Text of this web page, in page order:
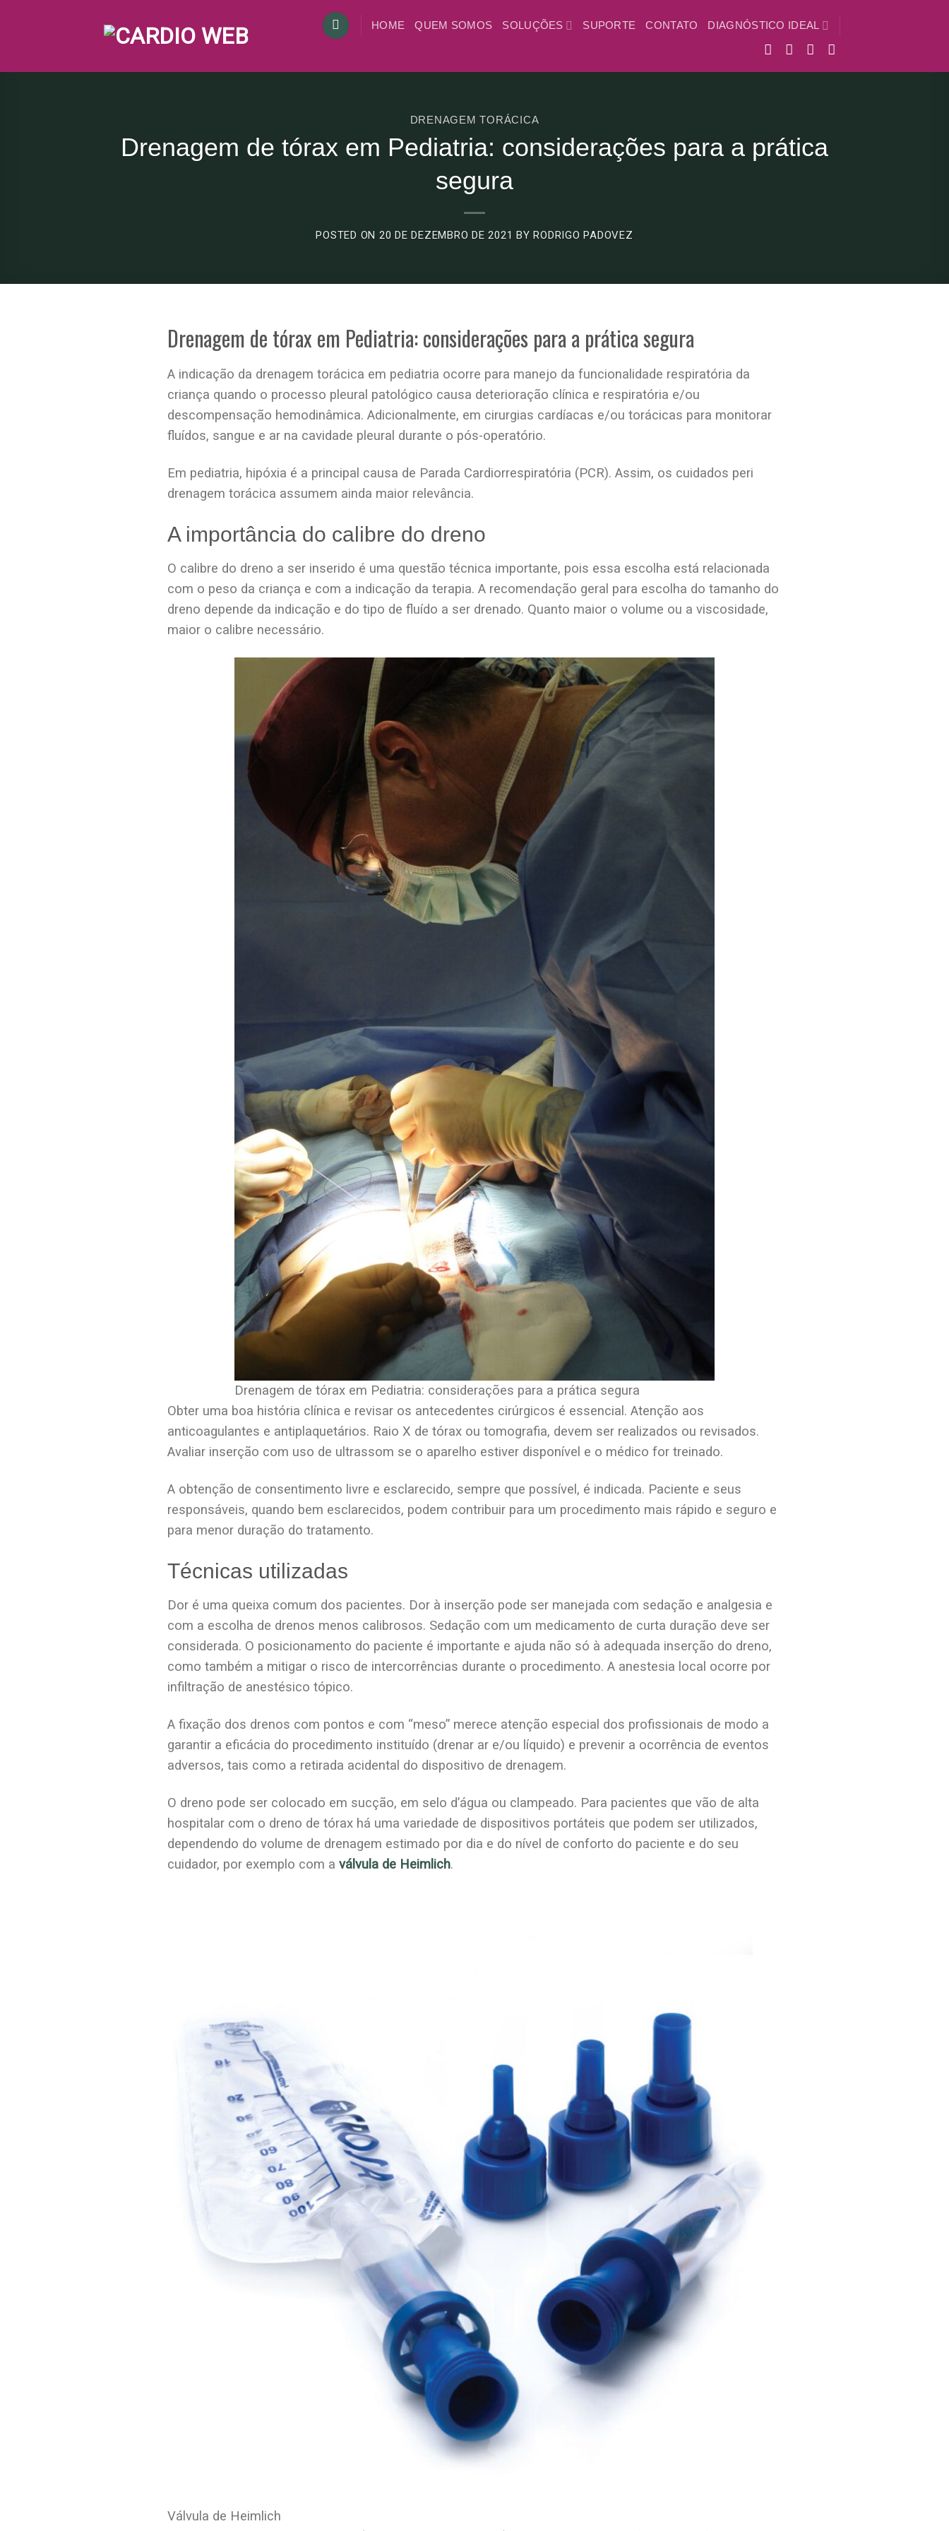
HOME QUEM SOMOS SOLUÇÕES SUPORTE CONTATO DIAGNÓSTICO IDEAL
DRENAGEM TORÁCICA
Drenagem de tórax em Pediatria: considerações para a prática
segura
POSTED ON 20 DE DEZEMBRO DE 2021 BYRODRIGO PADOVEZ
Drenagem de tórax em Pediatria: considerações para a prática segura
A indicação da drenagem torácica em pediatria ocorre para manejo da funcionalidade respiratória da
criança quando o processo pleural patológico causa deterioração clínica e respiratória e/ou
descompensação hemodinâmica. Adicionalmente, em cirurgias cardíacas e/ou torácicas para monitorar
fluídos, sangue e ar na cavidade pleural durante o pós-operatório.
Em pediatria, hipóxia é a principal causa de Parada Cardiorrespiratória (PCR). Assim, os cuidados peri
drenagem torácica assumem ainda maior relevância.
A importância do calibre do dreno
O calibre do dreno a ser inserido é uma questão técnica importante, pois essa escolha está relacionada
com o peso da criança e com a indicação da terapia. A recomendação geral para escolha do tamanho do
dreno depende da indicação e do tipo de fluído a ser drenado. Quanto maior o volume ou a viscosidade,
maior o calibre necessário.
Drenagem de tórax em Pediatria: considerações para a prática segura
Obter uma boa história clínica e revisar os antecedentes cirúrgicos é essencial. Atenção aos
anticoagulantes e antiplaquetários. Raio X de tórax ou tomografia, devem ser realizados ou revisados.
Avaliar inserção com uso de ultrassom se o aparelho estiver disponível e o médico for treinado.
A obtenção de consentimento livre e esclarecido, sempre que possível, é indicada. Paciente e seus
responsáveis, quando bem esclarecidos, podem contribuir para um procedimento mais rápido e seguro e
para menor duração do tratamento.
Técnicas utilizadas
Dor é uma queixa comum dos pacientes. Dor à inserção pode ser manejada com sedação e analgesia e
com a escolha de drenos menos calibrosos. Sedação com um medicamento de curta duração deve ser
considerada. O posicionamento do paciente é importante e ajuda não só à adequada inserção do dreno,
como também a mitigar o risco de intercorrências durante o procedimento. A anestesia local ocorre por
infiltração de anestésico tópico.
A fixação dos drenos com pontos e com “meso” merece atenção especial dos profissionais de modo a
garantir a eficácia do procedimento instituído (drenar ar e/ou líquido) e prevenir a ocorrência de eventos
adversos, tais como a retirada acidental do dispositivo de drenagem.
O dreno pode ser colocado em sucção, em selo d’água ou clampeado. Para pacientes que vão de alta
hospitalar com o dreno de tórax há uma variedade de dispositivos portáteis que podem ser utilizados,
dependendo do volume de drenagem estimado por dia e do nível de conforto do paciente e do seu
cuidador, por exemplo com a válvula de Heimlich.
Válvula de Heimlich